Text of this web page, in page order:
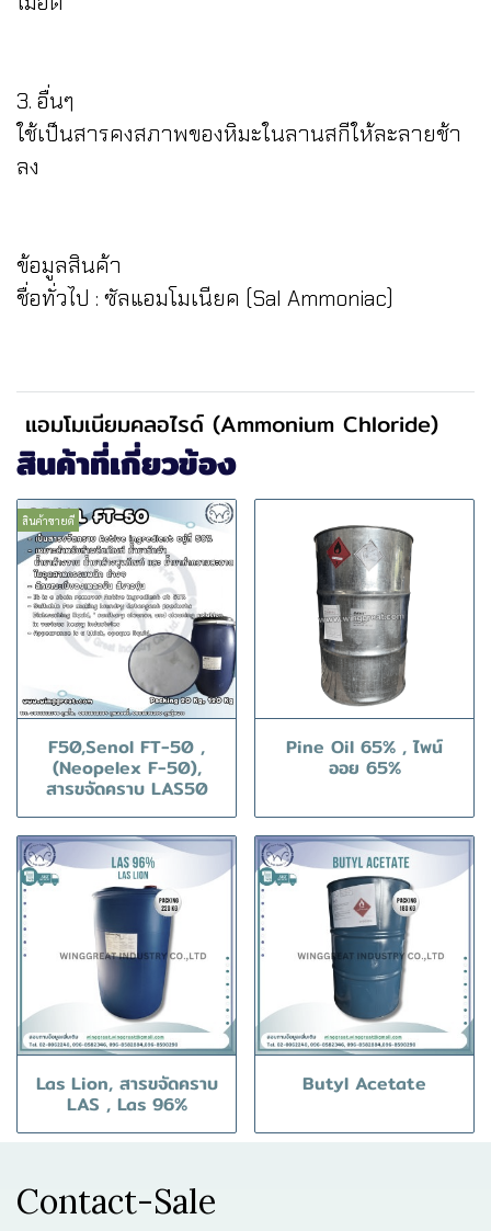
3. อื่นๆ
ใช้เป็นสารคงสภาพของหิมะในลานสกีให้ละลายช้า
ลง
ข้อมูลสินค้า
ชื่อทั่วไป : ซัลแอมโมเนียค (Sal Ammoniac)
แอมโมเนียมคลอไรด์ (Ammonium Chloride)
สินค้าที่เกี่ยวข้อง
สินค้าขายดี
F50,Senol FT-50 ,
(Neopelex F-50),
สารขจัดคราบ LAS50
Pine Oil 65% , ไพน์
ออย 65%
Las Lion, สารขจัดคราบ
LAS , Las 96%
Butyl Acetate
Contact-Sale